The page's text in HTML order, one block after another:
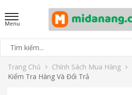
Trang Chủ Chính Sách Mua Hàng
Kiểm Tra Hàng Và Đổi Trả